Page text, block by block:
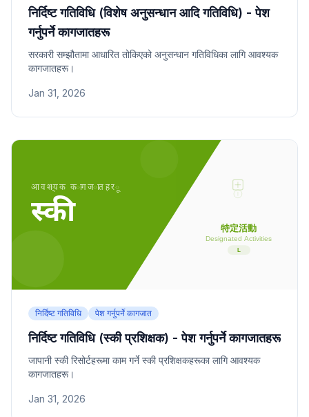
निर्दिष्ट गतिविधि (विशेष अनुसन्धान आदि गतिविधि) - पेश
गर्नुपर्ने कागजातहरू
सरकारी सम्झौतामा आधारित तोकिएको अनुसन्धान गतिविधिका लागि आवश्यक
कागजातहरू।
Jan 31, 2026
निर्दिष्ट गतिविधि पेश गर्नुपर्ने कागजात
निर्दिष्ट गतिविधि (स्की प्रशिक्षक) - पेश गर्नुपर्ने कागजातहरू
जापानी स्की रिसोर्टहरूमा काम गर्ने स्की प्रशिक्षकहरूका लागि आवश्यक
कागजातहरू।
Jan 31, 2026